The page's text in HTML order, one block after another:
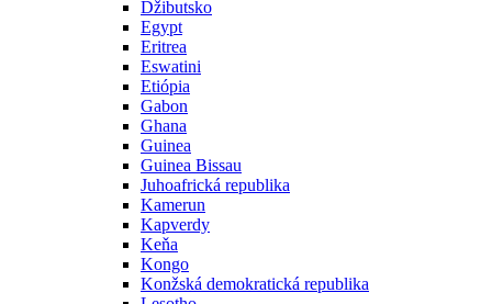
Džibutsko
Egypt
Eritrea
Eswatini
Etiópia
Gabon
Ghana
Guinea
Guinea Bissau
Juhoafrická republika
Kamerun
Kapverdy
Keňa
Kongo
Konžská demokratická republika